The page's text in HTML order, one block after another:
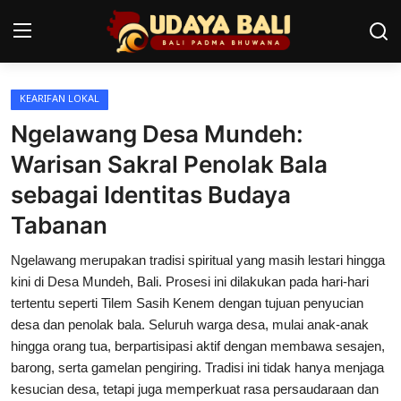
Home
Pura
Desa Adat
Tradisi
Kearifan lokal
Alam Bali
Seni
Kisah
KEARIFAN LOKAL
Ngelawang Desa Mundeh:
Warisan Sakral Penolak Bala
sebagai Identitas Budaya
Tabanan
Ngelawang merupakan tradisi spiritual yang masih lestari hingga
kini di Desa Mundeh, Bali. Prosesi ini dilakukan pada hari-hari
tertentu seperti Tilem Sasih Kenem dengan tujuan penyucian
desa dan penolak bala. Seluruh warga desa, mulai anak-anak
hingga orang tua, berpartisipasi aktif dengan membawa sesajen,
barong, serta gamelan pengiring. Tradisi ini tidak hanya menjaga
kesucian desa, tetapi juga memperkuat rasa persaudaraan dan